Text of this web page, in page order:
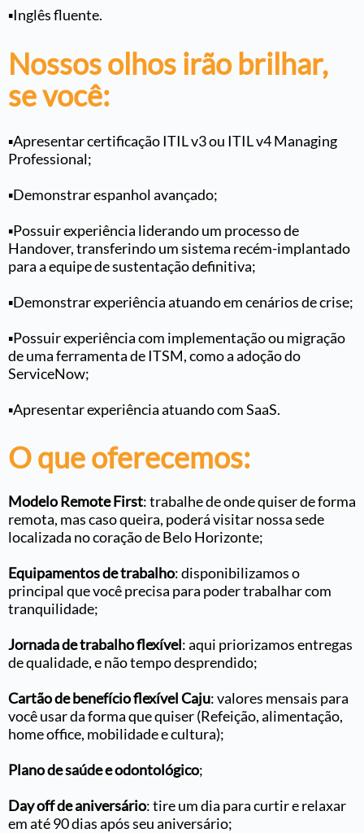
▪️Inglês fluente.
Nossos olhos irão brilhar,
se você:
▪️Apresentar certificação ITIL v3 ou ITIL v4 Managing
Professional;
▪️Demonstrar espanhol avançado;
▪️Possuir experiência liderando um processo de
Handover, transferindo um sistema recém-implantado
para a equipe de sustentação definitiva;
▪️Demonstrar experiência atuando em cenários de crise;
▪️Possuir experiência com implementação ou migração
de uma ferramenta de ITSM, como a adoção do
ServiceNow;
▪️Apresentar experiência atuando com SaaS.
O que oferecemos:
Modelo Remote First: trabalhe de onde quiser de forma
remota, mas caso queira, poderá visitar nossa sede
localizada no coração de Belo Horizonte;
Equipamentos de trabalho: disponibilizamos o
principal que você precisa para poder trabalhar com
tranquilidade;
Jornada de trabalho flexível: aqui priorizamos entregas
de qualidade, e não tempo desprendido;
Cartão de benefício flexível Caju: valores mensais para
você usar da forma que quiser (Refeição, alimentação,
home office, mobilidade e cultura);
Plano de saúde e odontológico;
Day off de aniversário: tire um dia para curtir e relaxar
em até 90 dias após seu aniversário;